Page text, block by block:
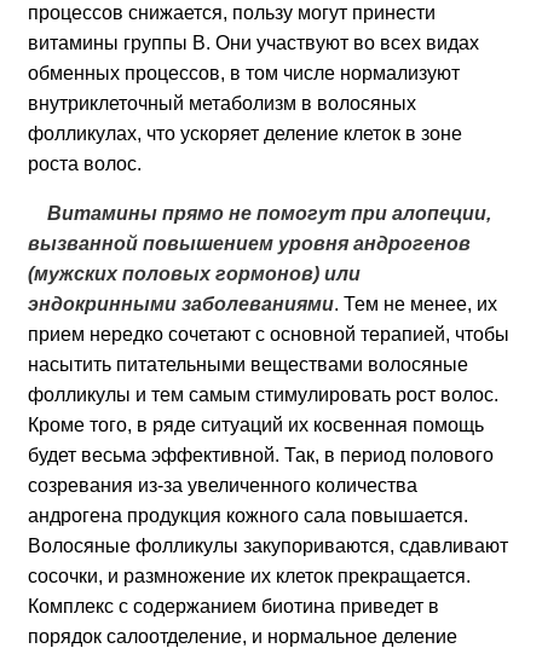
процессов снижается, пользу могут принести
витамины группы B. Они участвуют во всех видах
обменных процессов, в том числе нормализуют
внутриклеточный метаболизм в волосяных
фолликулах, что ускоряет деление клеток в зоне
роста волос.
Витамины прямо не помогут при алопеции,
вызванной повышением уровня андрогенов
(мужских половых гормонов) или
эндокринными заболеваниями. Тем не менее, их
прием нередко сочетают с основной терапией, чтобы
насытить питательными веществами волосяные
фолликулы и тем самым стимулировать рост волос.
Кроме того, в ряде ситуаций их косвенная помощь
будет весьма эффективной. Так, в период полового
созревания из-за увеличенного количества
андрогена продукция кожного сала повышается.
Волосяные фолликулы закупориваются, сдавливают
сосочки, и размножение их клеток прекращается.
Комплекс с содержанием биотина приведет в
порядок салоотделение, и нормальное деление